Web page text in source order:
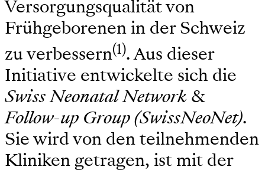
Versorgungsqualität von
Frühgeborenen in der Schweiz
zu verbessern(1). Aus dieser
Initiative entwickelte sich die
Swiss Neonatal Network &
Follow-up Group (SwissNeoNet).
Sie wird von den teilnehmenden
Kliniken getragen, ist mit der